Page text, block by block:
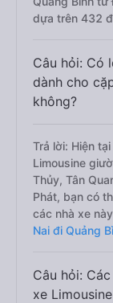
dựa trên 432
Câu hỏi: Có
dành cho
không?
Trả lời: Hiện
Limousine
Thủy, Tân
Phát, bạn có
các nhà xe
Nai đi Quảng
Câu hỏi:
xe